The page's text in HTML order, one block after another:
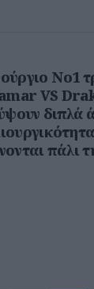
Νο1
VS
διπλά
πάλι